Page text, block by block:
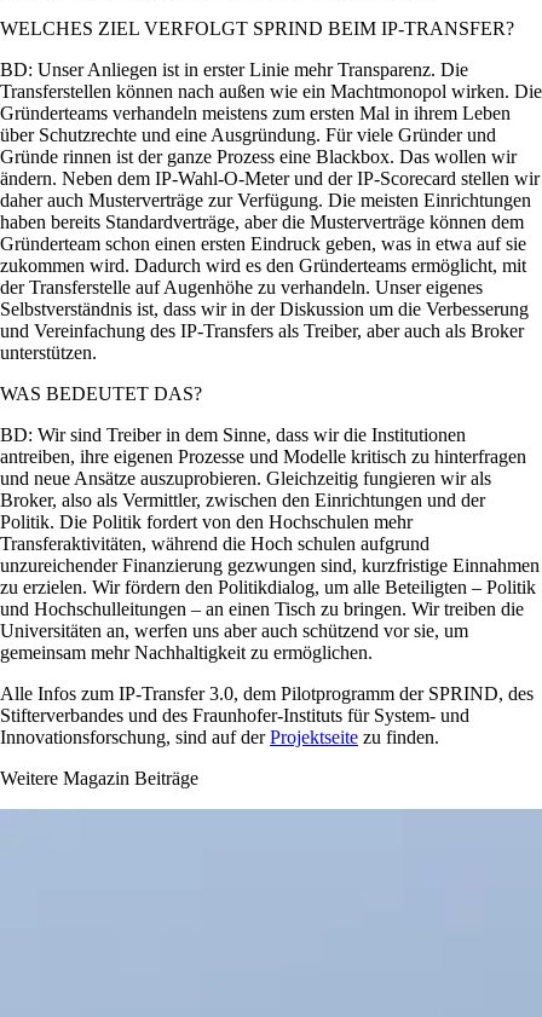
WELCHES ZIEL VERFOLGT SPRIND BEIM IP-TRANSFER?
BD: Unser Anliegen ist in erster Linie mehr Transparenz. Die
Transferstellen können nach außen wie ein Machtmonopol wirken. Die
Gründerteams verhandeln meistens zum ersten Mal in ihrem Leben
über Schutzrechte und eine Ausgründung. Für viele Gründer und
Gründe­ rinnen ist der ganze Prozess eine Black­box. Das wollen wir
ändern. Neben dem IP-­Wahl­-O­-Meter und der IP-­Scorecard stellen wir
daher auch Musterverträge zur Verfügung. Die meisten Einrichtungen
haben bereits Standardverträge, aber die Musterverträge können dem
Gründer­team schon einen ersten Eindruck geben, was in etwa auf sie
zukommen wird. Dadurch wird es den Gründerteams ermöglicht, mit
der Transferstelle auf Augenhöhe zu verhandeln. Unser eigenes
Selbstverständnis ist, dass wir in der Diskussion um die Verbesserung
und Vereinfachung des IP­-Transfers als Treiber, aber auch als Broker
unterstützen.
WAS BEDEUTET DAS?
BD: Wir sind Treiber in dem Sinne, dass wir die Institutionen
antreiben, ihre eigenen Prozesse und Modelle kritisch zu hinterfragen
und neue Ansätze auszuprobieren. Gleichzeitig fungieren wir als
Broker, also als Vermittler, zwischen den Einrichtungen und der
Politik. Die Politik fordert von den Hochschulen mehr
Transferaktivitäten, während die Hoch­ schulen aufgrund
unzureichender Finanzierung gezwungen sind, kurzfristige Einnahmen
zu erzielen. Wir fördern den Politikdialog, um alle Beteiligten – Politik
und Hochschulleitungen – an einen Tisch zu bringen. Wir treiben die
Universitäten an, werfen uns aber auch schützend vor sie, um
gemeinsam mehr Nachhaltigkeit zu ermöglichen.
Alle Infos zum IP-Transfer 3.0, dem Pilotprogramm der SPRIND, des
Stifterverbandes und des Fraunhofer-Instituts für System- und
Innovationsforschung, sind auf derProjektseite zu finden.
Weitere Magazin Beiträge